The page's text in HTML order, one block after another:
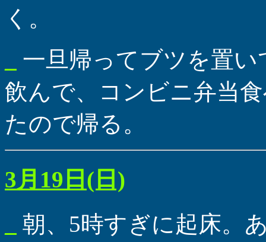
く。
一旦帰ってブツを置
飲んで、コンビニ弁当
たので帰る。
3月19日(日)
朝、5時すぎに起床。